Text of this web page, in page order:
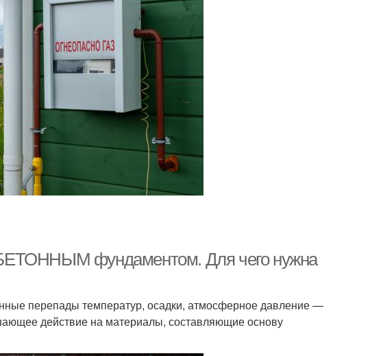
БЕТОННЫМ фундаментом. Для чего нужна
перепады температур, осадки, атмосферное давление —
действие на материалы, составляющие основу